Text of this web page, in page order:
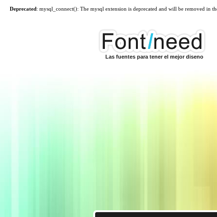
Deprecated: mysql_connect(): The mysql extension is deprecated and will be removed in
Las fuentes para tener el mejor diseno